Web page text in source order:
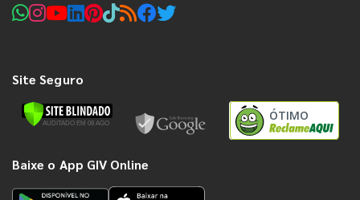
Site Seguro
ÓTIMO
Baixe o App GIV Online